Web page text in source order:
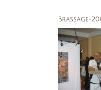
Brassage-